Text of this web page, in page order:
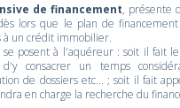
de financement, présente
lors que le plan de
à un crédit immobilier.
se posent à l'aquéreur : soit il fait
consacrer un temps
de dossiers etc... ; soit il fait
en charge la recherche du